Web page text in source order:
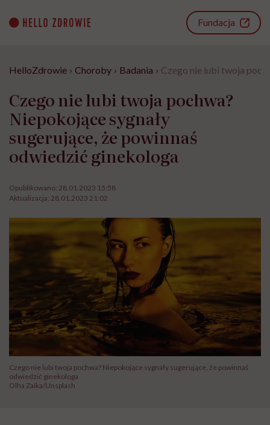
content
Fundacja
HelloZdrowie › Choroby › Badania › Czego nie lubi twoja
Czego nie lubi twoja pochwa?
Niepokojące sygnały
sugerujące, że powinnaś
odwiedzić ginekologa
Opublikowano: 28.01.2023 15:58
Aktualizacja: 28.01.2023 21:02
Czego nie lubi twoja pochwa? Niepokojące sygnały sugerujące, że powinnaś
odwiedzić ginekologa
Olha Zaika/Unsplash